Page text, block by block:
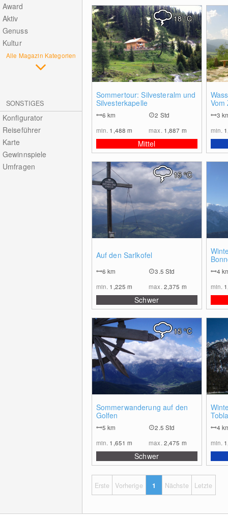
Award
Aktiv
Genuss
Kultur
Alle Magazin Kategorien
SONSTIGES
Konfigurator
Reiseführer
Karte
Gewinnspiele
Umfragen
Sommertour: Silvesteralm und
Silvesterkapelle
6km
2 Std
min. 1,488m max. 1,887 m
Mittel
18°C
Vom
3
min.
Auf den Sarlkofel
6km
3.5 Std
min. 1,225m max. 2,375 m
Schwer
15°C
4
min.
Sommerwanderung auf den
Golfen
5km
2.5 Std
min. 1,651m max. 2,475 m
Schwer
15°C
4
min.
Erste Vorherige 1 Nächste Letzte